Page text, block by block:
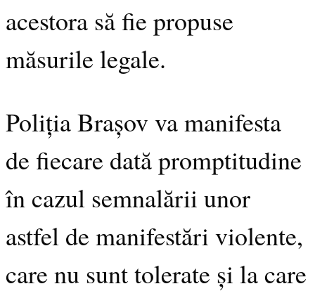
acestora să fie propuse
măsurile legale.
Poliția Brașov va manifesta
de fiecare dată promptitudine
în cazul semnalării unor
astfel de manifestări violente,
care nu sunt tolerate și la care